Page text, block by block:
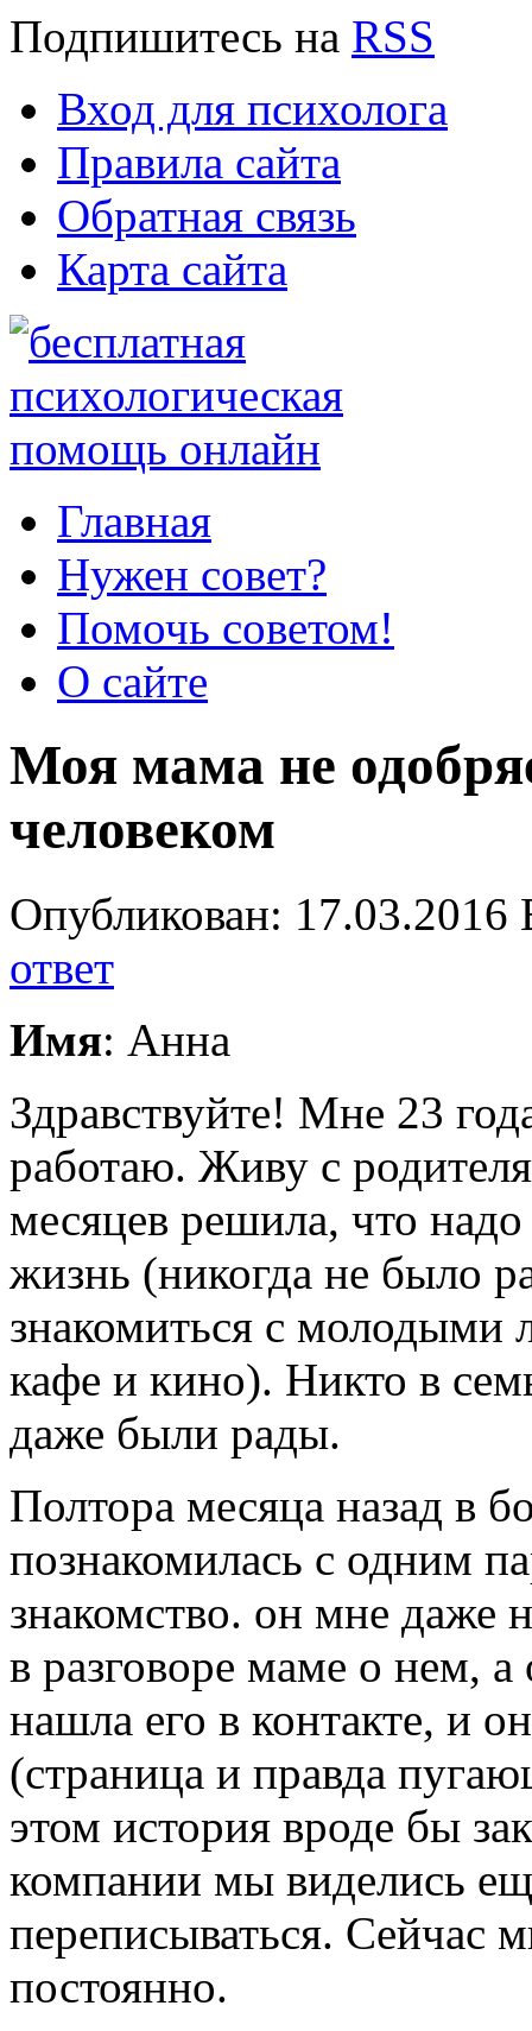
Подпишитесь на RSS
Вход для психолога
Правила сайта
Обратная связь
Карта сайта
Главная
Нужен совет?
Помочь советом!
О сайте
Моя мама не
человеком
Опубликован:
ответ
Имя: Анна
Здравствуйте! Мне 23
работаю. Живу с
месяцев решила, что
жизнь (никогда не было
знакомиться с молодыми
кафе и кино). Никто в
даже были рады.
Полтора месяца назад в
познакомилась с одним
знакомство. он мне даже
в разговоре маме о нем,
нашла его в контакте, и
(страница и правда
этом история вроде бы
компании мы виделись
переписываться. Сейчас
постоянно.